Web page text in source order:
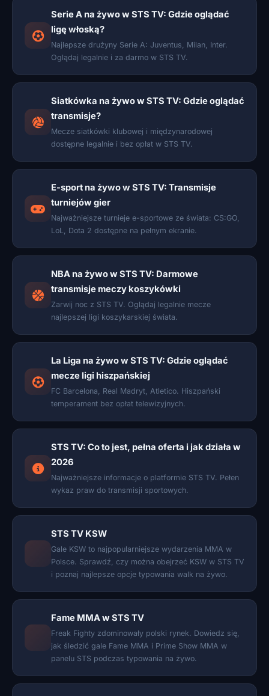
Serie A na żywo w STS TV: Gdzie oglądać
ligę włoską?
Najlepsze drużyny Serie A: Juventus, Milan, Inter.
Oglądaj legalnie i za darmo w STS TV.
Siatkówka na żywo w STS TV: Gdzie oglądać
transmisje?
Mecze siatkówki klubowej i międzynarodowej
dostępne legalnie i bez opłat w STS TV.
E-sport na żywo w STS TV: Transmisje
turniejów gier
Najważniejsze turnieje e-sportowe ze świata: CS:GO,
LoL, Dota 2 dostępne na pełnym ekranie.
NBA na żywo w STS TV: Darmowe
transmisje meczy koszykówki
Zarwij noc z STS TV. Oglądaj legalnie mecze
najlepszej ligi koszykarskiej świata.
La Liga na żywo w STS TV: Gdzie oglądać
mecze ligi hiszpańskiej
FC Barcelona, Real Madryt, Atletico. Hiszpański
temperament bez opłat telewizyjnych.
STS TV: Co to jest, pełna oferta i jak działa w
2026
Najważniejsze informacje o platformie STS TV. Pełen
wykaz praw do transmisji sportowych.
STS TV KSW
Gale KSW to najpopularniejsze wydarzenia MMA w
Polsce. Sprawdź, czy można obejrzeć KSW w STS TV
i poznaj najlepsze opcje typowania walk na żywo.
Fame MMA w STS TV
Freak Fighty zdominowały polski rynek. Dowiedz się,
jak śledzić gale Fame MMA i Prime Show MMA w
panelu STS podczas typowania na żywo.